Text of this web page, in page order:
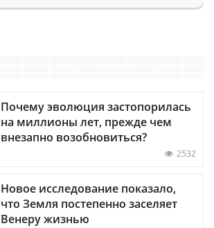
Почему эволюция застопорилась
на миллионы лет, прежде чем
внезапно возобновиться?
2532
Новое исследование показало,
что Земля постепенно заселяет
Венеру жизнью